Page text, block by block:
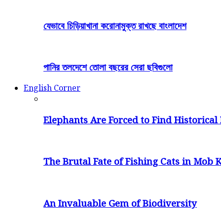
যেভাবে চিড়িয়াখানা করোনামুক্ত রাখছে বাংলাদেশ
পানির তলদেশে তোলা বছরের সেরা ছবিগুলো
English Corner
Elephants Are Forced to Find Historical
The Brutal Fate of Fishing Cats in Mob
An Invaluable Gem of Biodiversity